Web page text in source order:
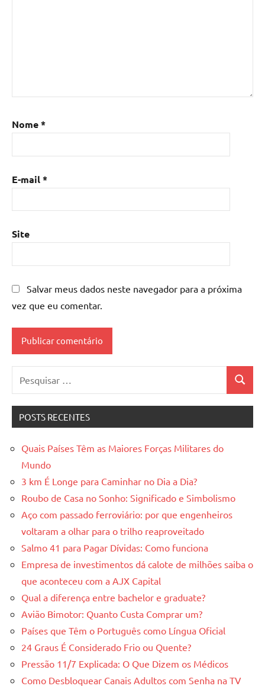
Nome*
E-mail*
Site
Salvar meus dados neste navegador para a próxima
vez que eu comentar.
POSTS RECENTES
Quais Países Têm as Maiores Forças Militares do
Mundo
3 km É Longe para Caminhar no Dia a Dia?
Roubo de Casa no Sonho: Significado e Simbolismo
Aço com passado ferroviário: por que engenheiros
voltaram a olhar para o trilho reaproveitado
Salmo 41 para Pagar Dívidas: Como funciona
Empresa de investimentos dá calote de milhões saiba o
que aconteceu com a AJX Capital
Qual a diferença entre bachelor e graduate?
Avião Bimotor: Quanto Custa Comprar um?
Países que Têm o Português como Língua Oficial
24 Graus É Considerado Frio ou Quente?
Pressão 11/7 Explicada: O Que Dizem os Médicos
Como Desbloquear Canais Adultos com Senha na TV